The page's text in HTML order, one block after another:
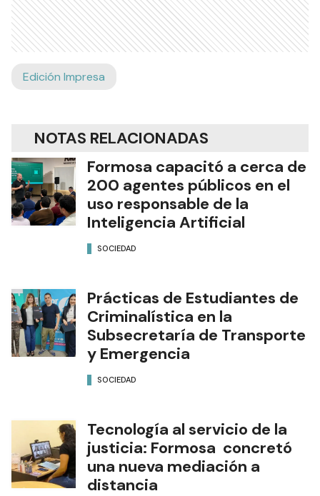
Edición Impresa
NOTAS RELACIONADAS
Formosa capacitó a cerca de
200 agentes públicos en el
uso responsable de la
Inteligencia Artificial
SOCIEDAD
Prácticas de Estudiantes de
Criminalística en la
Subsecretaría de Transporte
y Emergencia
SOCIEDAD
Tecnología al servicio de la
justicia: Formosa concretó
una nueva mediación a
distancia